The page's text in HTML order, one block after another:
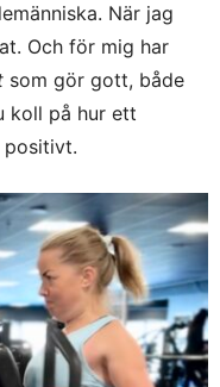
När jag
Och för mig har
som gör gott, både
koll på hur ett
positivt.